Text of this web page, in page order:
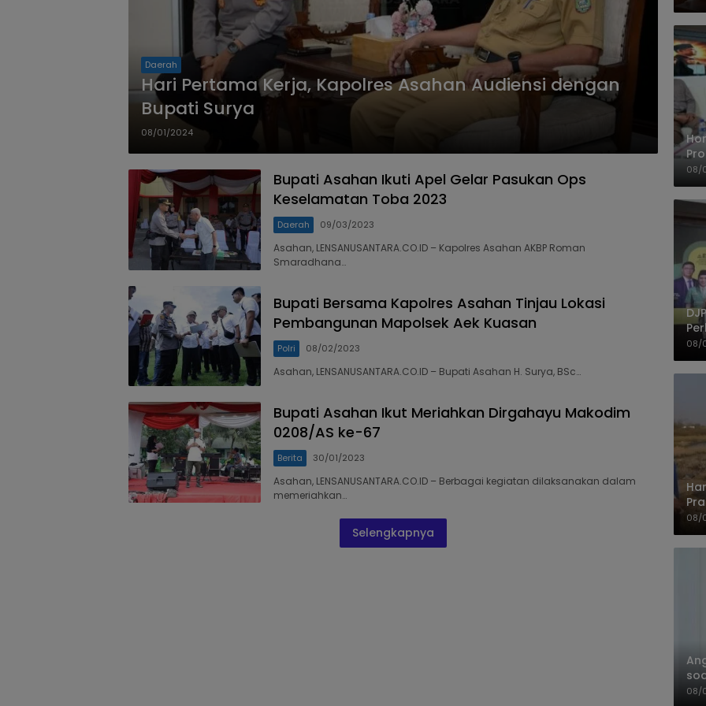
Daerah
Hari Pertama Kerja, Kapolres Asahan Audiensi dengan
Bupati Surya
08/01/2024
Bupati Asahan Ikuti Apel Gelar Pasukan Ops
Keselamatan Toba 2023
Daerah 09/03/2023
Asahan, LENSANUSANTARA.CO.ID – Kapolres Asahan AKBP Roman
Smaradhana…
Bupati Bersama Kapolres Asahan Tinjau Lokasi
Pembangunan Mapolsek Aek Kuasan
Polri 08/02/2023
Asahan, LENSANUSANTARA.CO.ID – Bupati Asahan H. Surya, BSc…
Bupati Asahan Ikut Meriahkan Dirgahayu Makodim
0208/AS ke-67
Berita 30/01/2023
Asahan, LENSANUSANTARA.CO.ID – Berbagai kegiatan dilaksanakan dalam
memeriahkan…
Selengkapnya
08/
08/
08/
08/